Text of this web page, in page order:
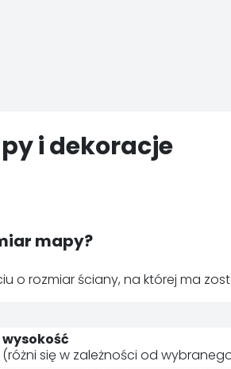
i dekoracje
mapy?
o rozmiar ściany, na której ma
wysokość
(różni się w zależności od